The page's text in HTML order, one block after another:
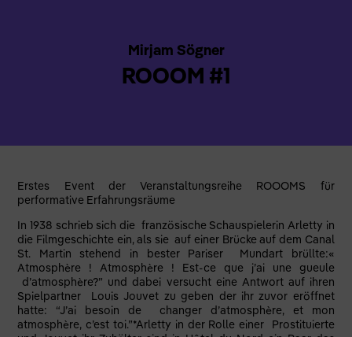
Mirjam Sögner
ROOOM #1
Erstes Event der Veranstaltungsreihe ROOOMS für
performative Erfahrungsräume
In 1938 schrieb sich die französische Schauspielerin Arletty in
die Filmgeschichte ein, als sie auf einer Brücke auf dem Canal
St. Martin stehend in bester Pariser Mundart brüllte:«
Atmosphère ! Atmosphère ! Est-ce que j’ai une gueule
d’atmosphère?” und dabei versucht eine Antwort auf ihren
Spielpartner Louis Jouvet zu geben der ihr zuvor eröffnet
hatte: “J’ai besoin de changer d’atmosphère, et mon
atmosphère, c’est toi.”*Arletty in der Rolle einer Prostituierte